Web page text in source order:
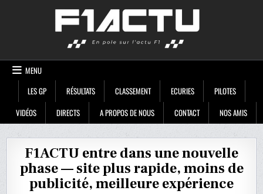
MENU
LES GP
RÉSULTATS CLASSEMENT ECURIES
PILOTES
VIDÉOS
DIRECTS A PROPOS DE NOUS CONTACT NOS AMIS
F1ACTU entre dans une nouvelle
phase — site plus rapide, moins de
publicité, meilleure expérience